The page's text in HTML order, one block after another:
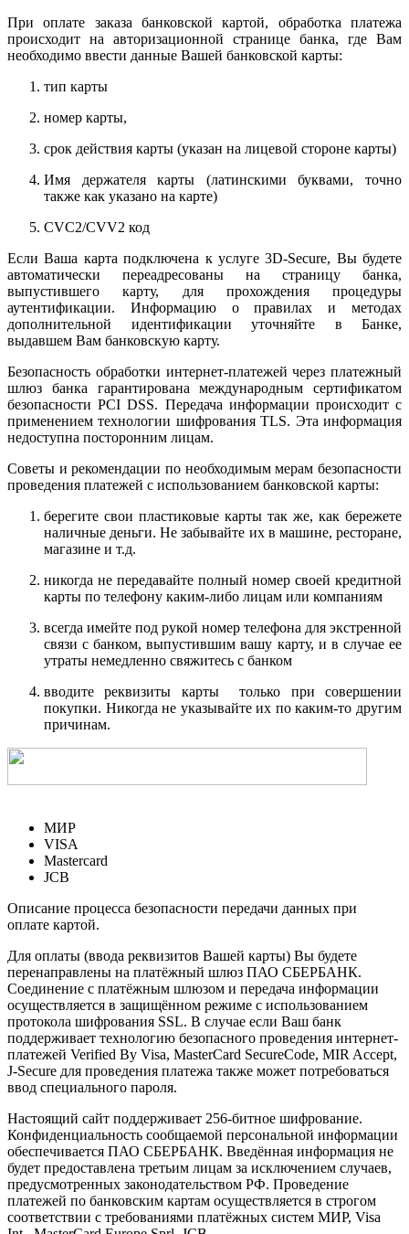
При оплате заказа банковской картой, обработка платежа
происходит на авторизационной странице банка, где Вам
необходимо ввести данные Вашей банковской карты:
тип карты
номер карты,
срок действия карты (указан на лицевой стороне карты)
Имя держателя карты (латинскими буквами, точно
также как указано на карте)
CVC2/CVV2 код
Если Ваша карта подключена к услуге 3D-Secure, Вы будете
автоматически переадресованы на страницу банка,
выпустившего карту, для прохождения процедуры
аутентификации. Информацию о правилах и методах
дополнительной идентификации уточняйте в Банке,
выдавшем Вам банковскую карту.
Безопасность обработки интернет-платежей через платежный
шлюз банка гарантирована международным сертификатом
безопасности PCI DSS. Передача информации происходит с
применением технологии шифрования TLS. Эта информация
недоступна посторонним лицам.
Советы и рекомендации по необходимым мерам безопасности
проведения платежей с использованием банковской карты:
берегите свои пластиковые карты так же, как бережете
наличные деньги. Не забывайте их в машине, ресторане,
магазине и т.д.
никогда не передавайте полный номер своей кредитной
карты по телефону каким-либо лицам или компаниям
всегда имейте под рукой номер телефона для экстренной
связи с банком, выпустившим вашу карту, и в случае ее
утраты немедленно свяжитесь с банком
вводите реквизиты карты только при совершении
покупки. Никогда не указывайте их по каким-то другим
причинам.
МИР
VISA
Mastercard
JCB
Описание процесса безопасности передачи данных при
оплате картой.
Для оплаты (ввода реквизитов Вашей карты) Вы будете
перенаправлены на платёжный шлюз ПАО СБЕРБАНК.
Соединение с платёжным шлюзом и передача информации
осуществляется в защищённом режиме с использованием
протокола шифрования SSL. В случае если Ваш банк
поддерживает технологию безопасного проведения интернет-
платежей Verified By Visa, MasterCard SecureCode, MIR Accept,
J-Secure для проведения платежа также может потребоваться
ввод специального пароля.
Настоящий сайт поддерживает 256-битное шифрование.
Конфиденциальность сообщаемой персональной информации
обеспечивается ПАО СБЕРБАНК. Введённая информация не
будет предоставлена третьим лицам за исключением случаев,
предусмотренных законодательством РФ. Проведение
платежей по банковским картам осуществляется в строгом
соответствии с требованиями платёжных систем МИР, Visa